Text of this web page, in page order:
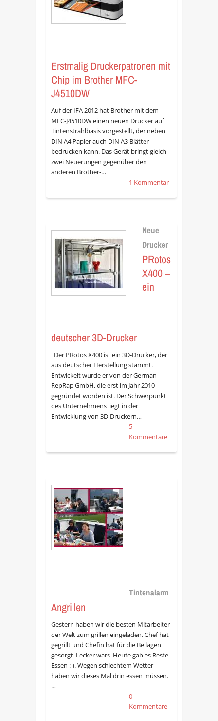
Erstmalig Druckerpatronen mit
Chip im Brother MFC-
J4510DW
Auf der IFA 2012 hat Brother mit dem
MFC-J4510DW einen neuen Drucker auf
Tintenstrahlbasis vorgestellt, der neben
DIN A4 Papier auch DIN A3 Blätter
bedrucken kann. Das Gerät bringt gleich
zwei Neuerungen gegenüber den
anderen Brother-…
1 Kommentar
Neue
Drucker
PRotos
X400 –
ein
deutscher 3D-Drucker
Der PRotos X400 ist ein 3D-Drucker, der
aus deutscher Herstellung stammt.
Entwickelt wurde er von der German
RepRap GmbH, die erst im Jahr 2010
gegründet worden ist. Der Schwerpunkt
des Unternehmens liegt in der
Entwicklung von 3D-Druckern…
5
Kommentare
Tintenalarm
Angrillen
Gestern haben wir die besten Mitarbeiter
der Welt zum grillen eingeladen. Chef hat
gegrillt und Chefin hat für die Beilagen
gesorgt. Lecker wars. Heute gab es Reste-
Essen :-). Wegen schlechtem Wetter
haben wir dieses Mal drin essen müssen.
…
0
Kommentare